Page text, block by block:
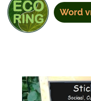
Word